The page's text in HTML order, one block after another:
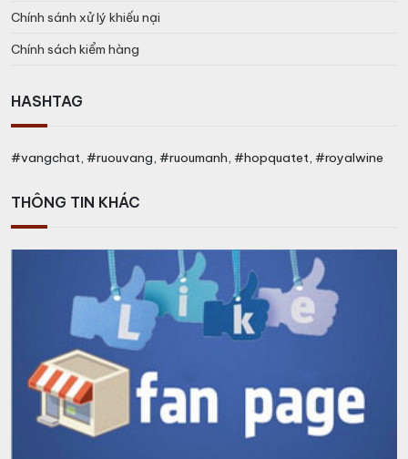
Chính sánh xử lý khiếu nại
Chính sách kiểm hàng
HASHTAG
#vangchat, #ruouvang, #ruoumanh, #hopquatet, #royalwine
THÔNG TIN KHÁC